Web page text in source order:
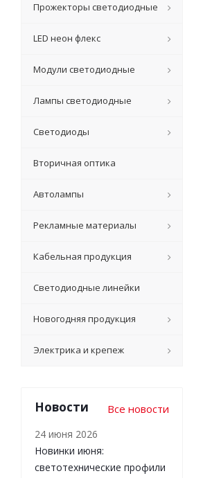
Прожекторы светодиодные
LED неон флекс
Модули светодиодные
Лампы светодиодные
Светодиоды
Вторичная оптика
Автолампы
Рекламные материалы
Кабельная продукция
Светодиодные линейки
Новогодняя продукция
Электрика и крепеж
Новости Все новости
24 июня 2026
Новинки июня:
светотехнические профили